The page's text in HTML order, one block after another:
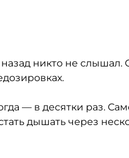
никто не слышал.
— в десятки раз.
дышать через